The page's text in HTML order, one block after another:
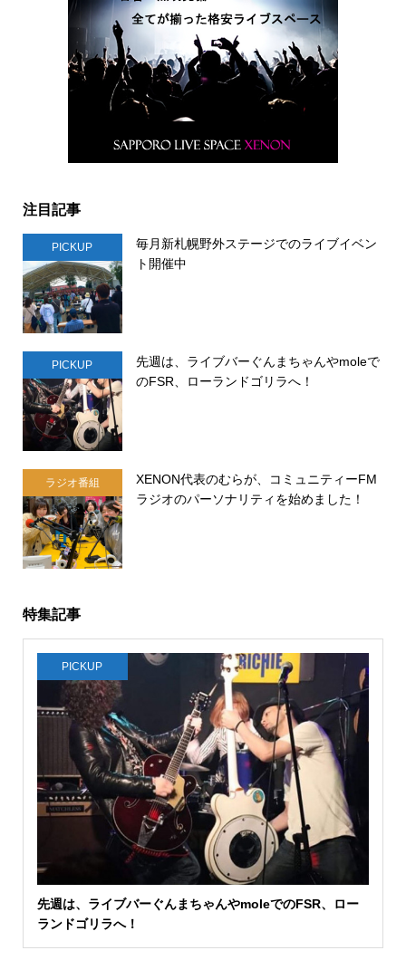
注目記事
PICKUP
毎月新札幌野外ステージでのライブイベン
ト開催中
PICKUP
先週は、ライブバーぐんまちゃんやmoleで
のFSR、ローランドゴリラへ！
ラジオ番組
XENON代表のむらが、コミュニティーFM
ラジオのパーソナリティを始めました！
特集記事
PICKUP
先週は、ライブバーぐんまちゃんやmoleでのFSR、ロー
ランドゴリラへ！